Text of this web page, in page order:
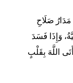
صَلَاحِ
وَإِذَا فَسَدَ
اللَّهَ بِقَلْبٍ